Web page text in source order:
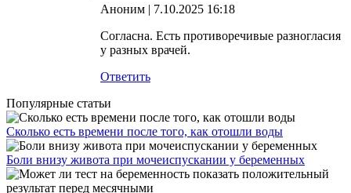
Аноним | 7.10.2025 16:18
Согласна. Есть противоречивые разногласия
у разных врачей.
Ответить
Популярные статьи
Сколько есть времени после того, как отошли воды
Боли внизу живота при мочеиспускании у беременных